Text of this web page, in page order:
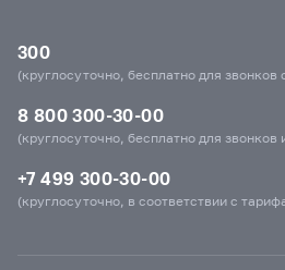
300
(круглосуточно, бесплатно для
8 800 300-30-00
(круглосуточно, бесплатно для звонков
+7 499 300-30-00
(круглосуточно, в соответствии с